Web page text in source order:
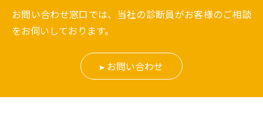
お問い合わせ窓口では、当社の診断員がお客様のご相談
をお伺いしております。
お問い合わせ